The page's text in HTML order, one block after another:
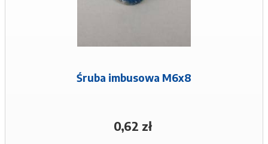
Śruba imbusowa M6x8
0,62 zł